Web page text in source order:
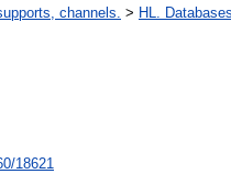
channels. > HL.
18621